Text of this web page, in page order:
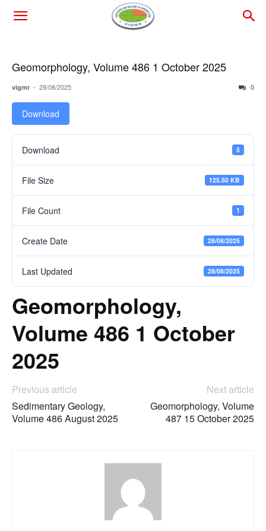
Geomorphology, Volume 486 1 October 2025
vigmr - 28/08/2025 0
Download
Download 5
File Size 125.50 KB
File Count 1
Create Date 28/08/2025
Last Updated 28/08/2025
Geomorphology,
Volume 486 1 October
2025
Previous article
Sedimentary Geology,
Volume 486 August 2025
Next article
Geomorphology, Volume
487 15 October 2025